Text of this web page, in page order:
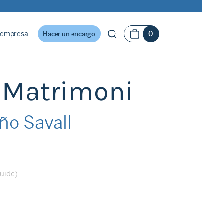
Hacer un encargo 0
Savall